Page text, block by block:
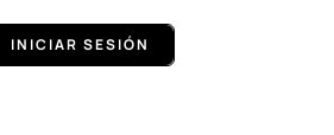
INICIAR SESIÓN